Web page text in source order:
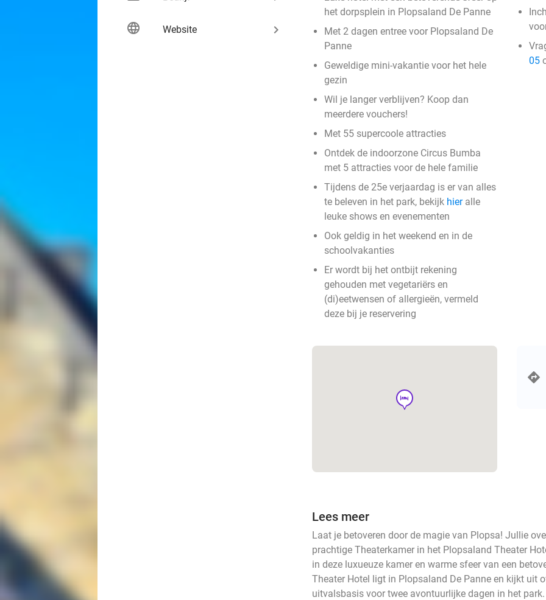
language Website keyboard_arrow_right
het dorpsplein in Plopsaland De Panne
Met 2 dagen entree voor Plopsaland De
Panne
Geweldige mini-vakantie voor het hele
gezin
Wil je langer verblijven? Koop dan
meerdere vouchers!
Met 55 supercoole attracties
Ontdek de indoorzone Circus Bumba
met 5 attracties voor de hele familie
Tijdens de 25e verjaardag is er van alles
te beleven in het park, bekijk hieralle
leuke shows en evenementen
Ook geldig in het weekend en in de
schoolvakanties
Er wordt bij het ontbijt rekening
gehouden met vegetariërs en
(di)eetwensen of allergieën, vermeld
deze bij je reservering
05
hotel
Lees meer
Laat je betoveren door de magie van Plopsa! Jullie
prachtige Theaterkamer in het Plopsaland Theater
in deze luxueuze kamer en warme sfeer van een
Theater Hotel ligt in Plopsaland De Panne en kijkt uit
uitvalsbasis voor twee avontuurlijke dagen in het